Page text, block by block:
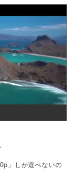
」しか選べないの